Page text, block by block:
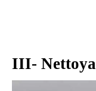
III-